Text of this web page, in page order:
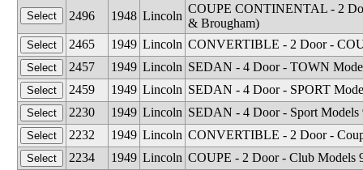
2496 1948 Lincoln
COUPE CONTINENTAL - 2
& Brougham)
2465
1949 Lincoln CONVERTIBLE - 2 Door -
2457
1949 Lincoln SEDAN - 4 Door - TOWN
2459
1949 Lincoln SEDAN - 4 Door - SPORT
2230
1949 Lincoln SEDAN - 4 Door - Sport
2232
1949 Lincoln CONVERTIBLE - 2 Door -
2234
1949 Lincoln COUPE - 2 Door - Club Models